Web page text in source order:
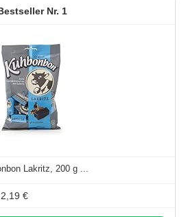
1
Lakritz, 200 g ...
2,19 €